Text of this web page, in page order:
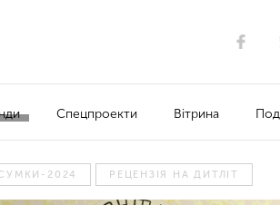
Спецпроекти Вітрина
2024 РЕЦЕНЗІЯ НА ДИТЛІТ